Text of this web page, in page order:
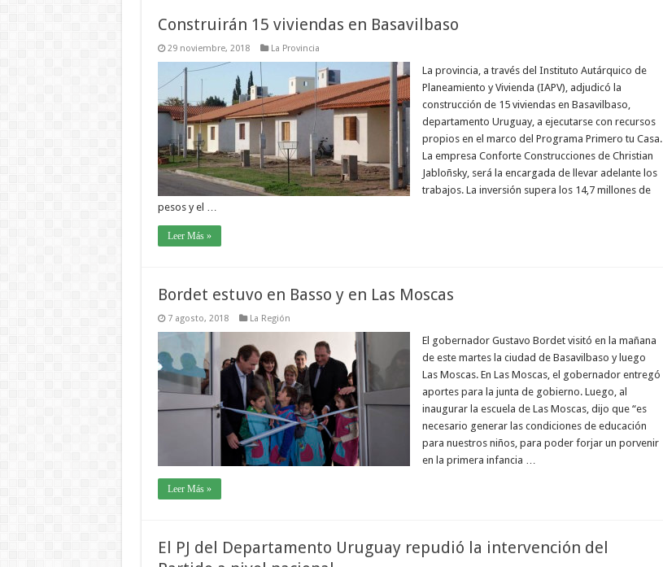
Construirán 15 viviendas en Basavilbaso
29 noviembre, 2018 La Provincia
La provincia, a través del Instituto Autárquico de
Planeamiento y Vivienda (IAPV), adjudicó la
construcción de 15 viviendas en Basavilbaso,
departamento Uruguay, a ejecutarse con recursos
propios en el marco del Programa Primero tu Casa.
La empresa Conforte Construcciones de Christian
Jabloñsky, será la encargada de llevar adelante los
trabajos. La inversión supera los 14,7 millones de
pesos y el …
Leer Más »
Bordet estuvo en Basso y en Las Moscas
7 agosto, 2018 La Región
El gobernador Gustavo Bordet visitó en la mañana
de este martes la ciudad de Basavilbaso y luego
Las Moscas. En Las Moscas, el gobernador entregó
aportes para la junta de gobierno. Luego, al
inaugurar la escuela de Las Moscas, dijo que “es
necesario generar las condiciones de educación
para nuestros niños, para poder forjar un porvenir
en la primera infancia …
Leer Más »
El PJ del Departamento Uruguay repudió la intervención del